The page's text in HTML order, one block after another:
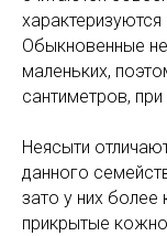
Обыкновенные
маленьких,
сантиметров,
Неясыти
данного
зато у них более
прикрытые